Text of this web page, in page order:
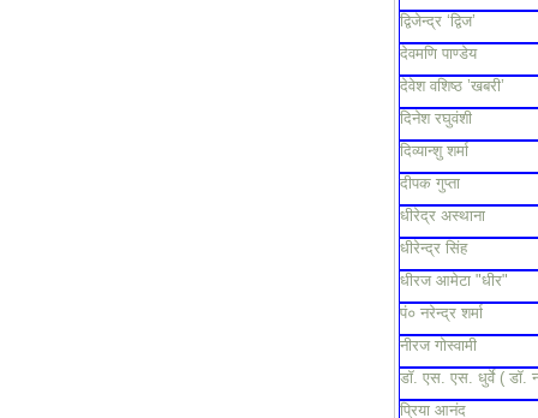
द्विजेन्द्र ‘द्विज’
देवमणि पाण्डेय
देवेश वशिष्ठ ’खबरी’
दिनेश रघुवंशी
दिव्यान्शु शर्मा
दीपक गुप्ता
धीरेद्र अस्थाना
धीरेन्द्र सिंह
धीरज आमेटा "धीर"
पं० नरेन्द्र शर्मा
नीरज गोस्वामी
डॉ. एस. एस. धुर्वे ( डॉ.
प्रिया आनंद